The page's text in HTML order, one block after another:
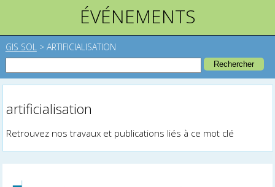
ÉVÉNEMENTS
GIS SOL > ARTIFICIALISATION
artificialisation
Retrouvez nos travaux et publications liés à ce mot clé